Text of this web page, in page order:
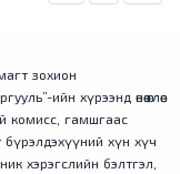
зохион
ийн хүрээнд өнөө өглөө
комисс, гамшгаас
хүн хүч
хэрэгслийн бэлтгэл,